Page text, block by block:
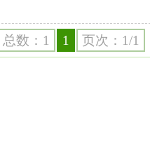
总数：1 1 页次：1/1